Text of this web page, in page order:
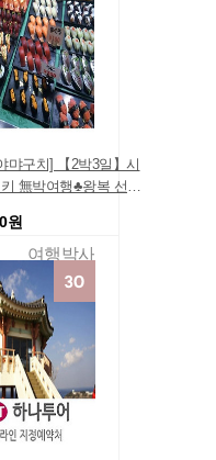
먀구치] 【2박3일】시
無박여행♣왕복 선내
유여행, 해외자유여
, 자유여행 여행사여객
즈, 쾌속선, 부
원
여행박사